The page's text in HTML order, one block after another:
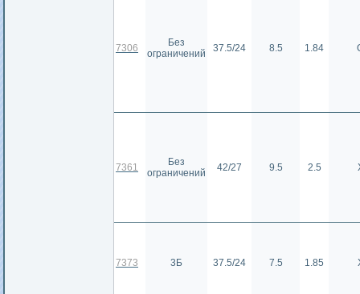
7306
Без
ограничений
37.5/24 8.5 1.84
7361
Без
ограничений
42/27 9.5 2.5
7373 3Б 37.5/24 7.5 1.85